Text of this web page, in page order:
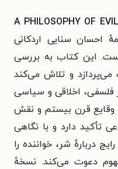
A PHILOSOPHY OF EVIL
احسان سنایی اردکانی
این کتاب به بررسی
و تلاش می‌کند
فلسفی، اخلاقی و سیاسی
وقایع قرن بیستم و نقش
تأکید دارد و با نگاهی
دربارهٔ شر، خواننده را
دعوت می‌کند. نسخه‌ٔ